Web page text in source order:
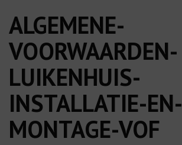
ALGEMENE-
VOORWAARDEN-
LUIKENHUIS-
INSTALLATIE-EN-
MONTAGE-VOF